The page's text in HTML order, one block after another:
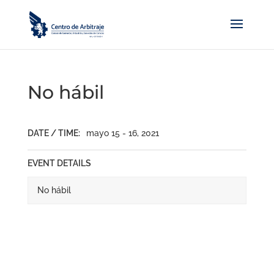
No hábil
DATE / TIME: mayo 15 - 16, 2021
EVENT DETAILS
No hábil